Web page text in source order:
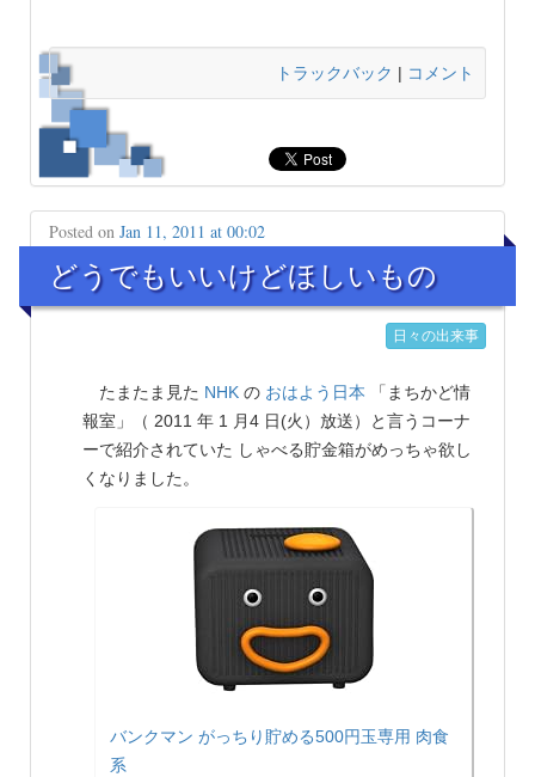
トラックバック | コメント
Posted on Jan 11, 2011 at 00:02
どうでもいいけどほしいもの
日々の出来事
たまたま見た NHK の おはよう日本 「まちかど情
報室」（ 2011 年 1 月4 日(火）放送）と言うコーナ
ーで紹介されていた しゃべる貯金箱がめっちゃ欲し
くなりました。
バンクマン がっちり貯める500円玉専用 肉食
系